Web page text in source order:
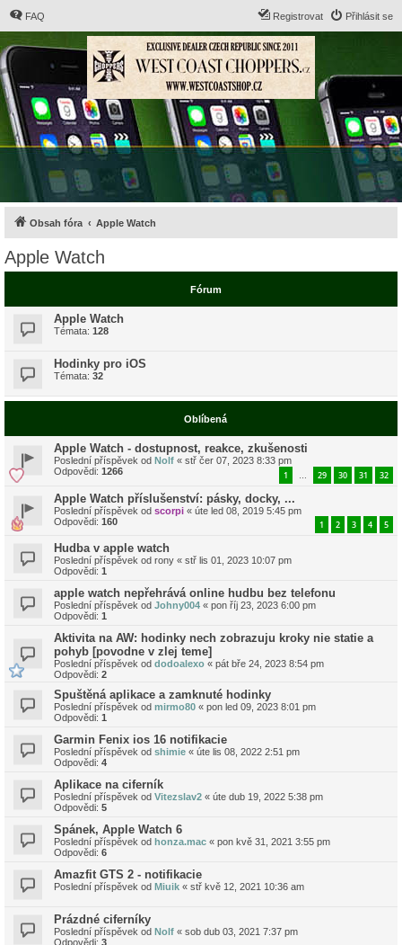
FAQ Přihlásit se
Registrovat
Obsah fóra Apple Watch
Apple Watch
Fórum
Apple Watch
Témata: 128
Hodinky pro iOS
Témata: 32
Oblíbená
Apple Watch - dostupnost, reakce, zkušenosti
Poslední příspěvek od Nolf « stř čer 07, 2023 8:33 pm
Odpovědi: 1266 1 … 29 30 31 32
Apple Watch příslušenství: pásky, docky, ...
Poslední příspěvek od scorpi « úte led 08, 2019 5:45 pm
Odpovědi: 160 1 2 3 4 5
Hudba v apple watch
Poslední příspěvek od rony « stř lis 01, 2023 10:07 pm
Odpovědi: 1
apple watch nepřehrává online hudbu bez telefonu
Poslední příspěvek od Johny004 « pon říj 23, 2023 6:00 pm
Odpovědi: 1
Aktivita na AW: hodinky nech zobrazuju kroky nie statie a
pohyb [povodne v zlej teme]
Poslední příspěvek od dodoalexo « pát bře 24, 2023 8:54 pm
Odpovědi: 2
Spuštěná aplikace a zamknuté hodinky
Poslední příspěvek od mirmo80 « pon led 09, 2023 8:01 pm
Odpovědi: 1
Garmin Fenix ios 16 notifikacie
Poslední příspěvek od shimie « úte lis 08, 2022 2:51 pm
Odpovědi: 4
Aplikace na ciferník
Poslední příspěvek od Vitezslav2 « úte dub 19, 2022 5:38 pm
Odpovědi: 5
Spánek, Apple Watch 6
Poslední příspěvek od honza.mac « pon kvě 31, 2021 3:55 pm
Odpovědi: 6
Amazfit GTS 2 - notifikacie
Poslední příspěvek od Miuik « stř kvě 12, 2021 10:36 am
Prázdné ciferníky
Poslední příspěvek od Nolf « sob dub 03, 2021 7:37 pm
Odpovědi: 3